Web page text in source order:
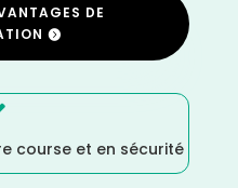
DE
course et en sécurité